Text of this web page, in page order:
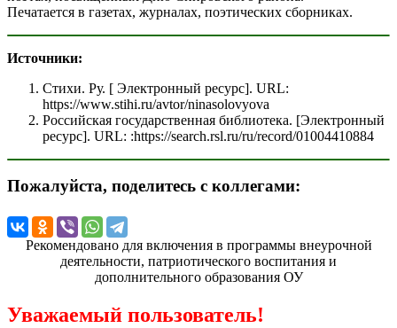
Печатается в газетах, журналах, поэтических сборниках.
Источники:
Стихи. Ру. [ Электронный ресурс]. URL:
https://www.stihi.ru/avtor/ninasolovyova
Российская государственная библиотека. [Электронный
ресурс]. URL: :https://search.rsl.ru/ru/record/01004410884
Пожалуйста, поделитесь с коллегами:
Рекомендовано для включения в программы внеурочной
деятельности, патриотического воспитания и
дополнительного образования ОУ
Уважаемый пользователь!